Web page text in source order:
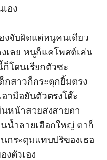
อง
งจับผิดแต่หนูคนเดียว
เลย หนูก็แค่โพสต์เล่น
ก็โดนเรียกตัวซะ
กสาวก็กระตุกยิ้มตรง
ามือยันตัวตรงโต๊ะ
หน้าสวยส่งสายตา
น้ำลายเฮือกใหญ่ ตาก็
กระดุมแทบปริของเธอ
งตัวเอง